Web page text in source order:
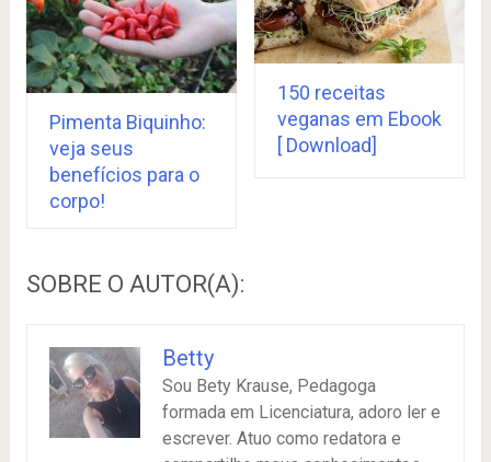
Pimenta Biquinho:
veja seus
benefícios para o
corpo!
150 receitas
veganas em Ebook
[ Download]
SOBRE O AUTOR(A):
Betty
Sou Bety Krause, Pedagoga
formada em Licenciatura, adoro ler e
escrever. Atuo como redatora e